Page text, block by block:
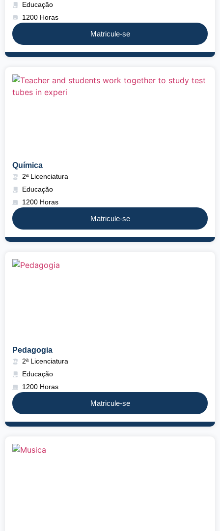
Educação
1200 Horas
Matricule-se
Química
2ª Licenciatura
Educação
1200 Horas
Matricule-se
Pedagogia
2ª Licenciatura
Educação
1200 Horas
Matricule-se